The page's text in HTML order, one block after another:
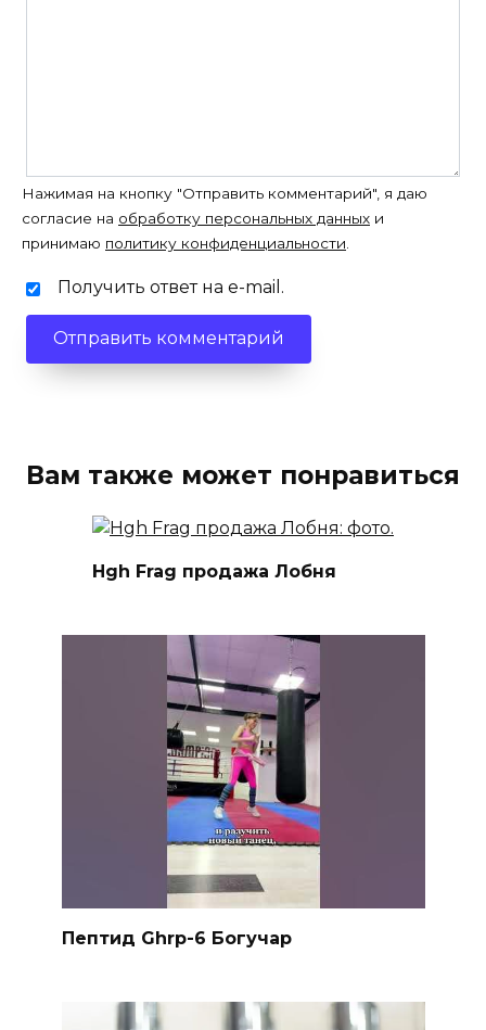
Нажимая на кнопку "Отправить комментарий", я даю
согласие на обработку персональных данных и
принимаю политику конфиденциальности
Получить ответ на e-mail.
Вам также может понравиться
Hgh Frag продажа Лобня
Пептид Ghrp-6 Богучар